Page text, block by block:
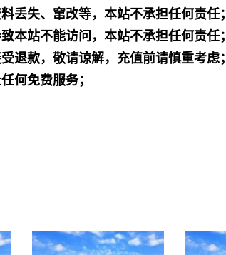
丢失、窜改等，本站不承担任何责任；
本站不能访问，本站不承担任何责任；
退款，敬请谅解，充值前请慎重考虑；
何免费服务；